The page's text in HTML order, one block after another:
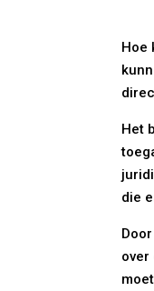
Hoe
Het
die
over